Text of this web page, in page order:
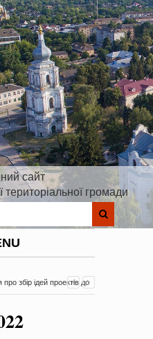
сайт
територіальної громади
збір ідей проектів до
про збір ідей